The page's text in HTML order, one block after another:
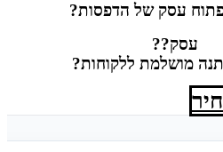
עסק של הדפסות?
עסק??
מושלמת ללקוחות?